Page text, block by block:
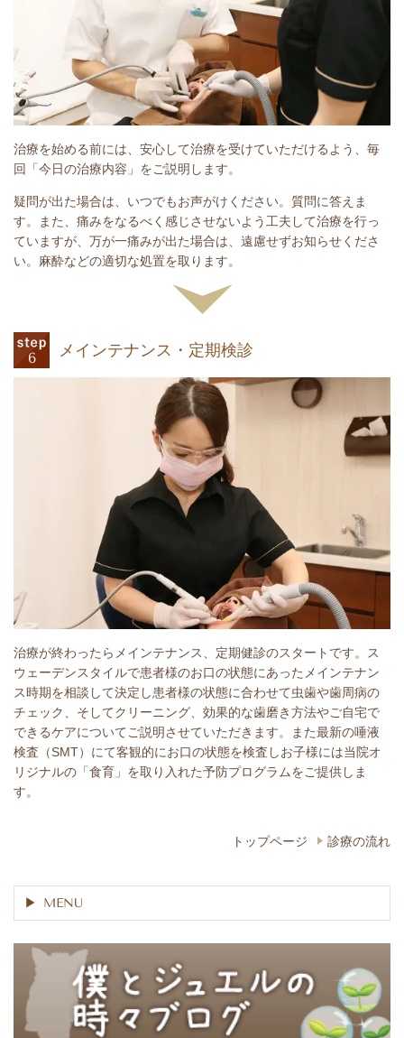
治療を始める前には、安心して治療を受けていただけるよう、毎
回「今日の治療内容」をご説明します。
疑問が出た場合は、いつでもお声がけください。質問に答えま
す。また、痛みをなるべく感じさせないよう工夫して治療を行っ
ていますが、万が一痛みが出た場合は、遠慮せずお知らせくださ
い。麻酔などの適切な処置を取ります。
メインテナンス・定期検診
治療が終わったらメインテナンス、定期健診のスタートです。ス
ウェーデンスタイルで患者様のお口の状態にあったメインテナン
ス時期を相談して決定し患者様の状態に合わせて虫歯や歯周病の
チェック、そしてクリーニング、効果的な歯磨き方法やご自宅で
できるケアについてご説明させていただきます。また最新の唾液
検査（SMT）にて客観的にお口の状態を検査しお子様には当院オ
リジナルの「食育」を取り入れた予防プログラムをご提供しま
す。
トップページ 診療の流れ
MENU